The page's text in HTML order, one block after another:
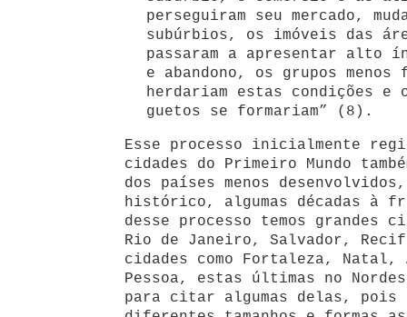
perseguiram seu mercado,
subúrbios, os imóveis das
passaram a apresentar alto
e abandono, os grupos menos
herdariam estas condições e
guetos se formariam” (8).
Esse processo inicialmente
cidades do Primeiro Mundo
dos países menos
histórico, algumas décadas à
desse processo temos grandes
Rio de Janeiro, Salvador,
cidades como Fortaleza, Natal,
Pessoa, estas últimas no
para citar algumas delas, pois